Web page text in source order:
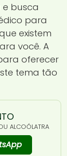
e busca
para
existem
você. A
oferecer
tema tão
ALCOÓLATRA